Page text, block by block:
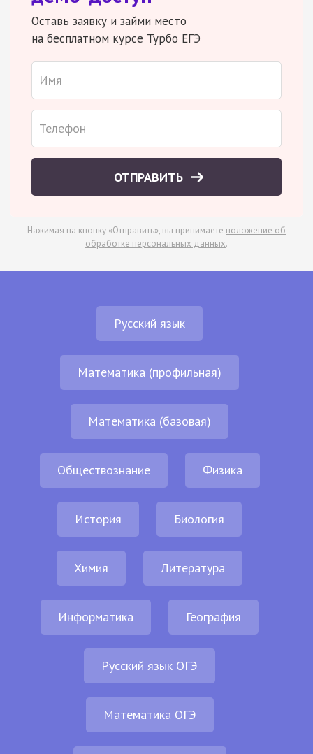
Оставь заявку и займи место
на бесплатном курсе Турбо ЕГЭ
ОТПРАВИТЬ
Нажимая на кнопку «Отправить», вы принимаете положение об
обработке персональных данных.
Русский язык
Математика (профильная)
Математика (базовая)
Обществознание Физика
История Биология
Химия Литература
Информатика География
Русский язык ОГЭ
Математика ОГЭ